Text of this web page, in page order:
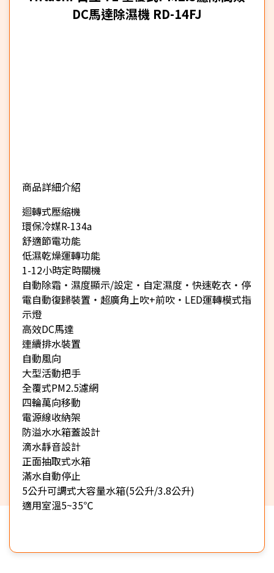
DC馬達除濕機 RD-14FJ
商品詳細介紹
迴轉式壓縮機
環保冷媒R-134a
舒適節電功能
低濕乾燥運轉功能
1-12小時定時關機
自動除霜‧濕度顯示/設定‧自定濕度‧快速乾衣‧停
電自動復歸裝置‧超廣角上吹+前吹‧LED運轉模式指
示燈
高效DC馬達
連續排水裝置
自動風向
大型活動把手
全覆式PM2.5濾網
四輪萬向移動
電源線收納架
防溢水水箱蓋設計
滴水靜音設計
正面抽取式水箱
滿水自動停止
5公升可調式大容量水箱(5公升/3.8公升)
適用室溫5~35℃